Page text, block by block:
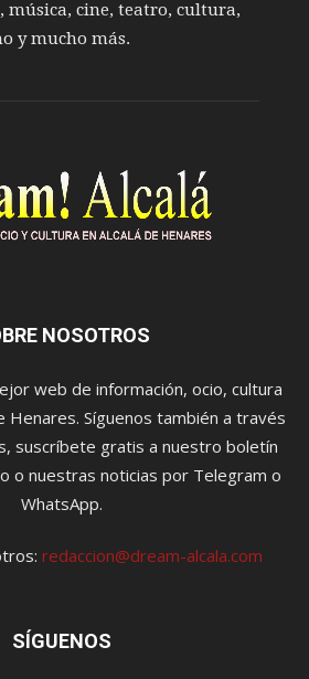
música, cine, teatro, cultura,
y mucho más.
NOSOTROS
web de información, ocio, cultura
Henares. Síguenos también a través
suscríbete gratis a nuestro boletín
o nuestras noticias por Telegram o
WhatsApp.
redaccion@dream-alcala.com
SÍGUENOS